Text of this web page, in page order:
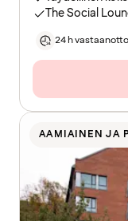
The Social
24 h vastaanotto
AAMIAINEN JA